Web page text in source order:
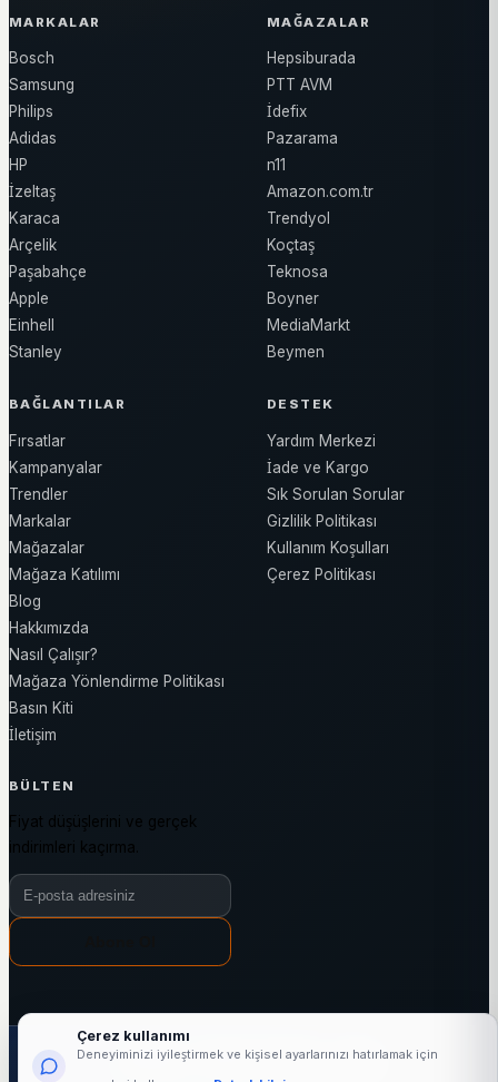
MARKALAR
Bosch
Samsung
Philips
Adidas
HP
İzeltaş
Karaca
Arçelik
Paşabahçe
Apple
Einhell
Stanley
MAĞAZALAR
Hepsiburada
PTT AVM
İdefix
Pazarama
n11
Amazon.com.tr
Trendyol
Koçtaş
Teknosa
Boyner
MediaMarkt
Beymen
BAĞLANTILAR
Fırsatlar
Kampanyalar
Trendler
Markalar
Mağazalar
Mağaza Katılımı
Blog
Hakkımızda
Nasıl Çalışır?
Mağaza Yönlendirme Politikası
Basın Kiti
İletişim
DESTEK
Yardım Merkezi
İade ve Kargo
Sık Sorulan Sorular
Gizlilik Politikası
Kullanım Koşulları
Çerez Politikası
BÜLTEN
Fiyat düşüşlerini ve gerçek
indirimleri kaçırma.
Bülten e-posta adresiniz
1000+ 25519+3144+ 7/24
Çerez kullanımı
Deneyiminizi iyileştirmek ve kişisel ayarlarınızı hatırlamak için